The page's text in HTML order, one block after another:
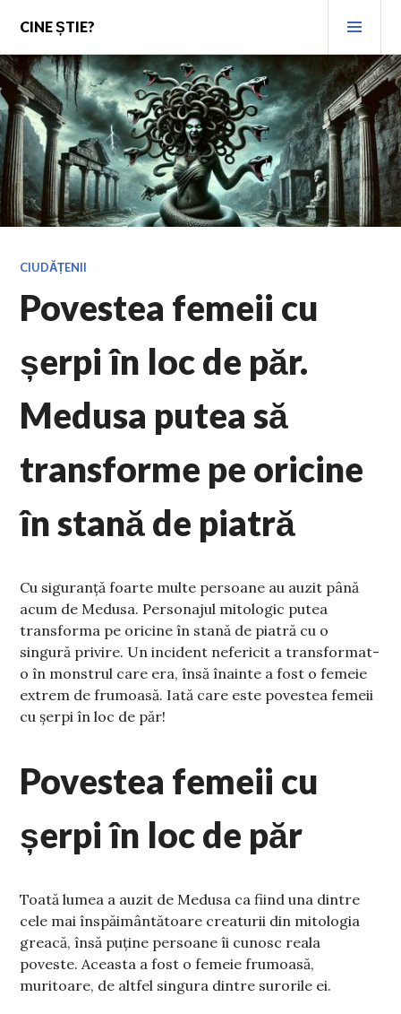
content
CINE ȘTIE?
CIUDĂȚENII
Povestea femeii cu
șerpi în loc de păr.
Medusa putea să
transforme pe oricine
în stană de piatră
Cu siguranță foarte multe persoane au auzit până
acum de Medusa. Personajul mitologic putea
transforma pe oricine în stană de piatră cu o
singură privire. Un incident nefericit a transformat-
o în monstrul care era, însă înainte a fost o femeie
extrem de frumoasă. Iată care este povestea femeii
cu șerpi în loc de păr!
Povestea femeii cu
șerpi în loc de păr
Toată lumea a auzit de Medusa ca fiind una dintre
cele mai înspăimântătoare creaturii din mitologia
greacă, însă puține persoane îi cunosc reala
poveste. Aceasta a fost o femeie frumoasă,
muritoare, de altfel singura dintre surorile ei.